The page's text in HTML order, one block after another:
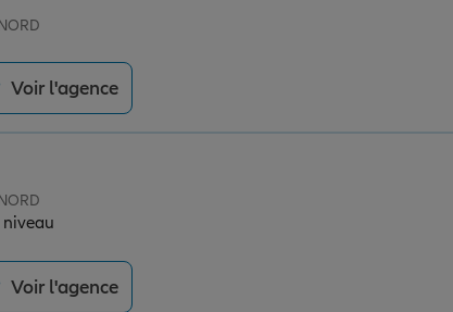
Voir l'agence
Voir l'agence